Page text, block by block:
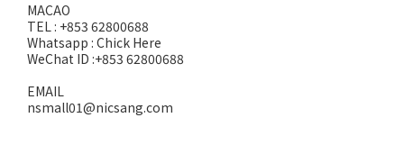
MACAO
TEL : +853 62800688
Whatsapp : Chick Here
WeChat ID :+853 62800688
EMAIL
nsmall01@nicsang.com